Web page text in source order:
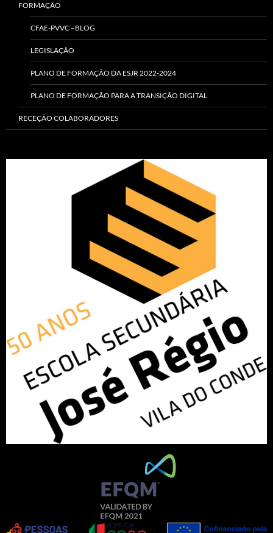
FORMAÇÃO
CFAE-PVVC –BLOG
LEGISLAÇÃO
PLANO DE FORMAÇÃO DA ESJR 2022-2024
PLANO DE FORMAÇÃO PARA A TRANSIÇÃO DIGITAL
RECEÇÃO COLABORADORES